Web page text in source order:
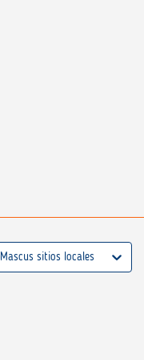
Mascus sitios locales